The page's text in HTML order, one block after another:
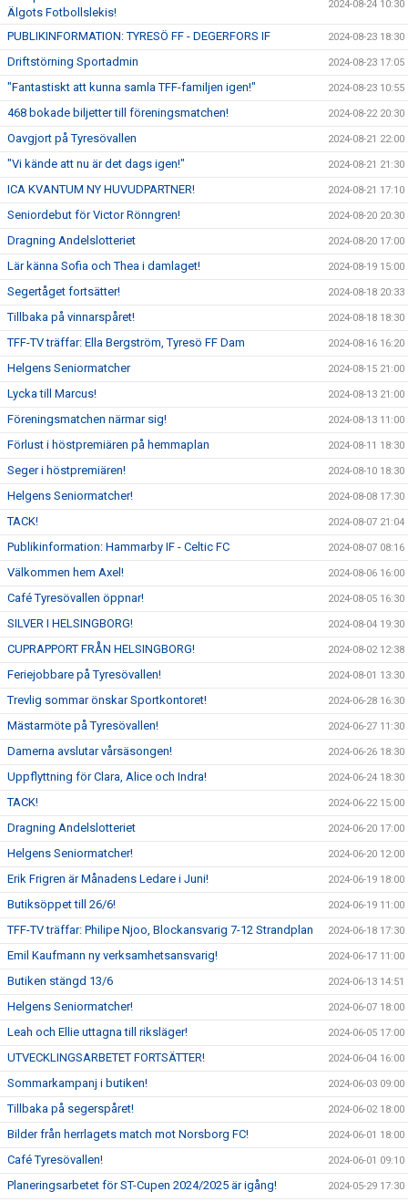
Älgots Fotbollslekis!
2024-08-24 10:30
PUBLIKINFORMATION: TYRESÖ FF - DEGERFORS IF 2024-08-23 18:30
Driftstörning Sportadmin 2024-08-23 17:05
"Fantastiskt att kunna samla TFF-familjen igen!" 2024-08-23 10:55
468 bokade biljetter till föreningsmatchen! 2024-08-22 20:30
Oavgjort på Tyresövallen 2024-08-21 22:00
"Vi kände att nu är det dags igen!" 2024-08-21 21:30
ICA KVANTUM NY HUVUDPARTNER! 2024-08-21 17:10
Seniordebut för Victor Rönngren! 2024-08-20 20:30
Dragning Andelslotteriet 2024-08-20 17:00
Lär känna Sofia och Thea i damlaget! 2024-08-19 15:00
Segertåget fortsätter! 2024-08-18 20:33
Tillbaka på vinnarspåret! 2024-08-18 18:30
TFF-TV träffar: Ella Bergström, Tyresö FF Dam 2024-08-16 16:20
Helgens Seniormatcher 2024-08-15 21:00
Lycka till Marcus! 2024-08-13 21:00
Föreningsmatchen närmar sig! 2024-08-13 11:00
Förlust i höstpremiären på hemmaplan 2024-08-11 18:30
Seger i höstpremiären! 2024-08-10 18:30
Helgens Seniormatcher! 2024-08-08 17:30
TACK! 2024-08-07 21:04
Publikinformation: Hammarby IF - Celtic FC 2024-08-07 08:16
Välkommen hem Axel! 2024-08-06 16:00
Café Tyresövallen öppnar! 2024-08-05 16:30
SILVER I HELSINGBORG! 2024-08-04 19:30
CUPRAPPORT FRÅN HELSINGBORG! 2024-08-02 12:38
Feriejobbare på Tyresövallen! 2024-08-01 13:30
Trevlig sommar önskar Sportkontoret! 2024-06-28 16:30
Mästarmöte på Tyresövallen! 2024-06-27 11:30
Damerna avslutar vårsäsongen! 2024-06-26 18:30
Uppflyttning för Clara, Alice och Indra! 2024-06-24 18:30
TACK! 2024-06-22 15:00
Dragning Andelslotteriet 2024-06-20 17:00
Helgens Seniormatcher! 2024-06-20 12:00
Erik Frigren är Månadens Ledare i Juni! 2024-06-19 18:00
Butiksöppet till 26/6! 2024-06-19 11:00
TFF-TV träffar: Philipe Njoo, Blockansvarig 7-12 Strandplan 2024-06-18 17:30
Emil Kaufmann ny verksamhetsansvarig! 2024-06-17 11:00
Butiken stängd 13/6 2024-06-13 14:51
Helgens Seniormatcher! 2024-06-07 18:00
Leah och Ellie uttagna till riksläger! 2024-06-05 17:00
UTVECKLINGSARBETET FORTSÄTTER! 2024-06-04 16:00
Sommarkampanj i butiken! 2024-06-03 09:00
Tillbaka på segerspåret! 2024-06-02 18:00
Bilder från herrlagets match mot Norsborg FC! 2024-06-01 18:00
Café Tyresövallen! 2024-06-01 09:10
Planeringsarbetet för ST-Cupen 2024/2025 är igång! 2024-05-29 17:30